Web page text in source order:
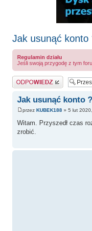
Jak usunąć konto
Regulamin działu
Jeśli swoją przygodę z tym
Odpowiedz
Jak usunąć konto ?
przez KUBEK188» 5 lut
Witam. Przyszedł czas
zrobić.